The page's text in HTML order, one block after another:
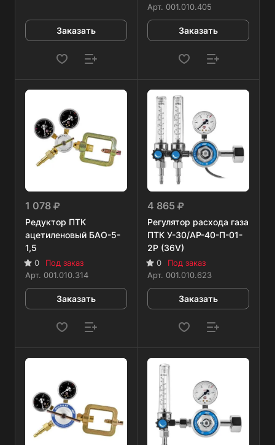
Заказать
Арт. 001.010.405
Заказать
1 078
Редуктор ПТК
ацетиленовый БАО-5-
1,5
0
Под заказ
Арт. 001.010.314
Заказать
4 865
Регулятор расхода газа
ПТК У-30/АР-40-П-01-
2Р (36V)
0
Под заказ
Арт. 001.010.623
Заказать